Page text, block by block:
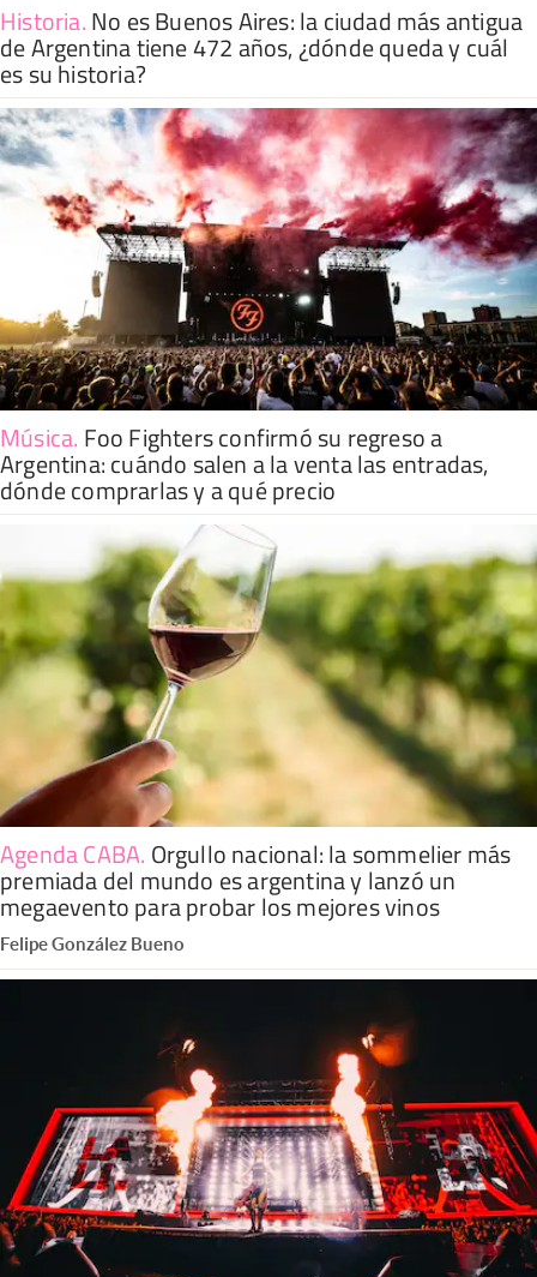
Historia.No es Buenos Aires: la ciudad más antigua
de Argentina tiene 472 años, ¿dónde queda y cuál
es su historia?
Música. Foo Fighters confirmó su regreso a
Argentina: cuándo salen a la venta las entradas,
dónde comprarlas y a qué precio
Agenda CABA. Orgullo nacional: la sommelier más
premiada del mundo es argentina y lanzó un
megaevento para probar los mejores vinos
Felipe González Bueno